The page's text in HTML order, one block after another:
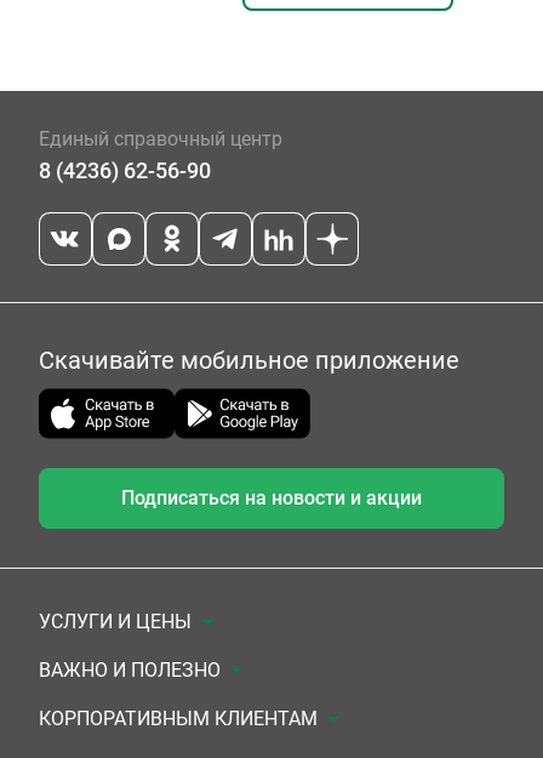
Единый справочный центр
8 (4236) 62-56-90
Скачивайте мобильное приложение
Подписаться на новости и акции
УСЛУГИ И ЦЕНЫ
Анализы
Комплексы
ВАЖНО И ПОЛЕЗНО
Документы для заключения договора
КОРПОРАТИВНЫМ КЛИЕНТАМ